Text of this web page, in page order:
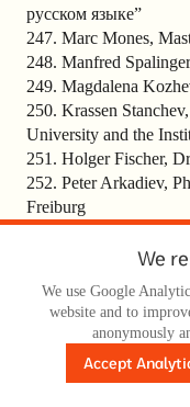
русском языке”
247. Marc Mones,
248. Manfred
249. Magdalena
250. Krassen
University and the
251. Holger Fischer,
252. Peter Arkadiev,
Freiburg
253. Annette Schaly ,
254. Dr. Ute Jasper,
255. Rudolf Steger,
of Vienna
We
We use Google
website and to
anonymously
Accept